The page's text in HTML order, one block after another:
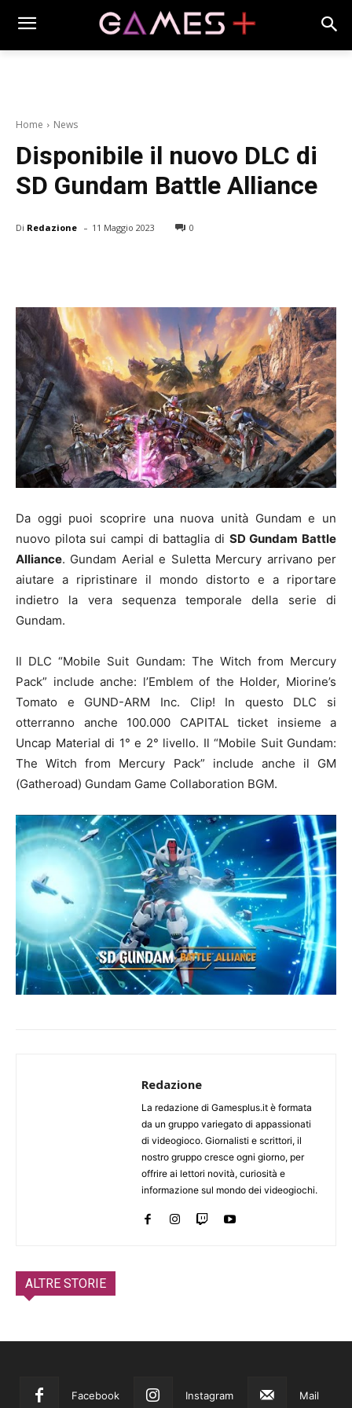
Home News
Disponibile il nuovo DLC di
SD Gundam Battle Alliance
Di Redazione - 11 Maggio 2023 0
Da oggi puoi scoprire una nuova unità Gundam e un
nuovo pilota sui campi di battaglia di SD Gundam Battle
Alliance. Gundam Aerial e Suletta Mercury arrivano per
aiutare a ripristinare il mondo distorto e a riportare
indietro la vera sequenza temporale della serie di
Gundam.
Il DLC “Mobile Suit Gundam: The Witch from Mercury
Pack” include anche: l’Emblem of the Holder, Miorine’s
Tomato e GUND-ARM Inc. Clip! In questo DLC si
otterranno anche 100.000 CAPITAL ticket insieme a
Uncap Material di 1° e 2° livello. Il “Mobile Suit Gundam:
The Witch from Mercury Pack” include anche il GM
(Gatheroad) Gundam Game Collaboration BGM.
Redazione
La redazione di Gamesplus.it è formata
da un gruppo variegato di appassionati
di videogioco. Giornalisti e scrittori, il
nostro gruppo cresce ogni giorno, per
offrire ai lettori novità, curiosità e
informazione sul mondo dei videogiochi.
ALTRE STORIE
Facebook Instagram Mail